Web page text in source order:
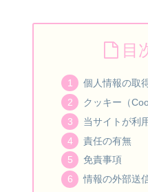
目
個人情報の取
クッキー（
当サイトが利
責任の有無
免責事項
情報の外部送